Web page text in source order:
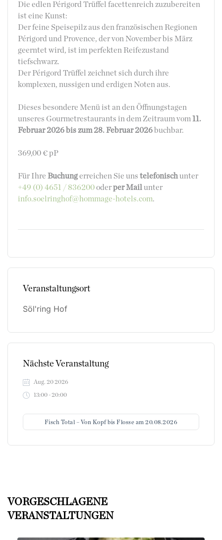
Die edlen Périgord Trüffel facettenreich zuzubereiten
ist eine Kunst:
Der feine Speisepilz aus den französischen Regionen
Périgord und Provence, der von November bis März
geerntet wird, ist im perfekten Reifezustand
tiefschwarz.
Der Périgord Trüffel zeichnet sich durch ihre
komplexen, nussigen und erdigen Noten aus.
Dieses besondere Menü ist an den Öffnungstagen
unseres Gourmetrestaurants in dem Zeitraum vom11.
Februar 2026 bis zum 28. Februar 2026 buchbar.
369,00 € pP
Für Ihre Buchungerreichen Sie uns telefonischunter
+49 (0) 4651 / 836200oderper Mailunter
info.soelringhof@hommage-hotels.com.
Veranstaltungsort
Söl'ring Hof
Nächste Veranstaltung
Fisch Total – Von Kopf bis Flosse am 20.08.2026
Aug. 20 2026
13:00 - 20:00
VORGESCHLAGENE
VERANSTALTUNGEN